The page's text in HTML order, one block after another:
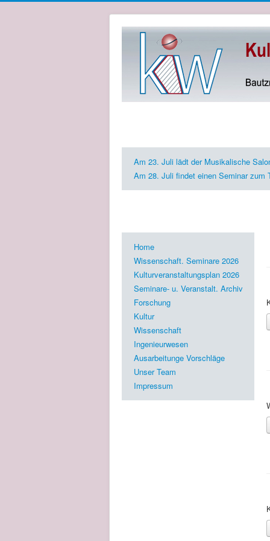
Am 23. Juli lädt der Musikalische
Am 28. Juli findet einen Seminar
Home
Wissenschaft. Seminare 2026
Kulturveranstaltungsplan 2026
Seminare- u. Veranstalt. Archiv
Forschung
Kultur
Wissenschaft
Ingenieurwesen
Ausarbeitunge Vorschläge
Unser Team
Impressum